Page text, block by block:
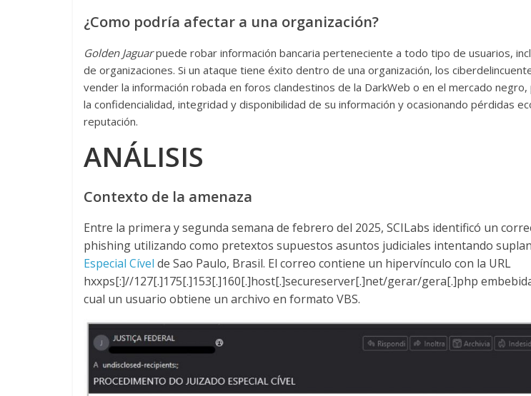
¿Como podría afectar a una organización?
Golden Jaguarpuede robar información bancaria perteneciente a todo tipo de usuarios,
de organizaciones. Si un ataque tiene éxito dentro de una organización, los
vender la información robada en foros clandestinos de la DarkWeb o en el mercado
la confidencialidad, integridad y disponibilidad de su información y ocasionando pérdidas
reputación.
ANÁLISIS
Contexto de la amenaza
Entre la primera y segunda semana de febrero del 2025, SCILabs identificó un
phishing utilizando como pretextos supuestos asuntos judiciales intentando
Especial Cível de Sao Paulo, Brasil. El correo contiene un hipervínculo con la URL
hxxps[:]//127[.]175[.]153[.]160[.]host[.]secureserver[.]net/gerar/gera[.]php
cual un usuario obtiene un archivo en formato VBS.